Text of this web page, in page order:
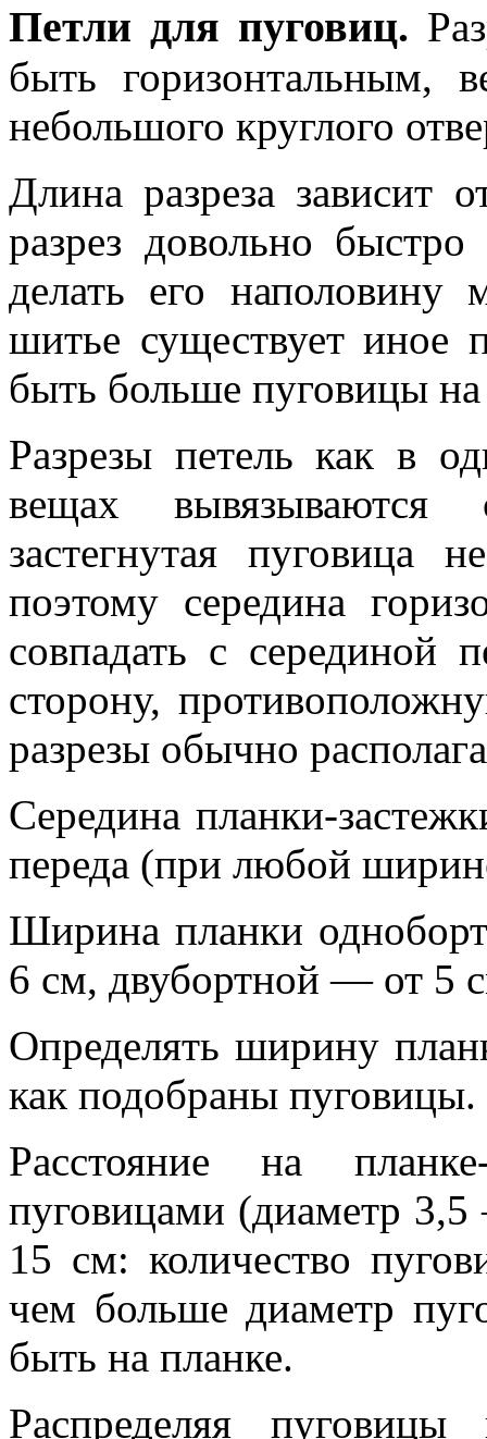
Петли для пуговиц.
быть горизонтальным,
небольшого круглого
Длина разреза зависит
разрез довольно быстро
делать его
шитье существует иное
быть больше пуговицы
Разрезы петель как в
вещах
застегнутая пуговица
поэтому середина
совпадать с серединой
сторону,
разрезы обычно
Середина планки-
переда (при любой
Ширина планки
6 см, двубортной — от 5
Определять ширину
как подобраны пуговицы.
Расстояние на
пуговицами (диаметр
15 см: количество
чем больше диаметр
быть на планке.
Распределяя